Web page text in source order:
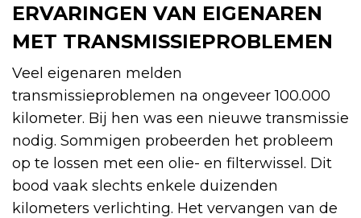
ERVARINGEN VAN EIGENAREN
MET TRANSMISSIEPROBLEMEN
Veel eigenaren melden
transmissieproblemen na ongeveer 100.000
kilometer. Bij hen was een nieuwe transmissie
nodig. Sommigen probeerden het probleem
op te lossen met een olie- en filterwissel. Dit
bood vaak slechts enkele duizenden
kilometers verlichting. Het vervangen van de